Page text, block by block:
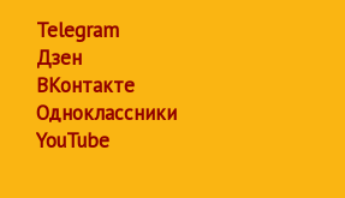
Telegram
Дзен
ВКонтакте
Одноклассники
YouTube